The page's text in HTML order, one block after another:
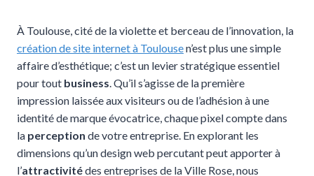
À Toulouse, cité de la violette et berceau de l’innovation, la
création de site internet à Toulousen’est plus une simple
affaire d’esthétique; c’est un levier stratégique essentiel
pour tout business. Qu’il s’agisse de la première
impression laissée aux visiteurs ou de l’adhésion à une
identité de marque évocatrice, chaque pixel compte dans
la perception de votre entreprise. En explorant les
dimensions qu’un design web percutant peut apporter à
l’attractivitédes entreprises de la Ville Rose, nous